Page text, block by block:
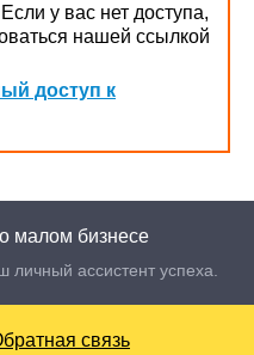
у вас нет доступа,
нашей ссылкой
доступ к
малом бизнесе
ассистент успеха.
связь